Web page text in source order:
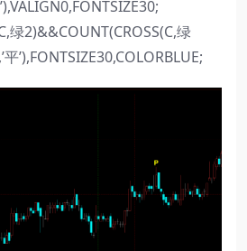
绿2)&&COUNT(CROSS(C,绿
’),FONTSIZE30,COLORBLUE;